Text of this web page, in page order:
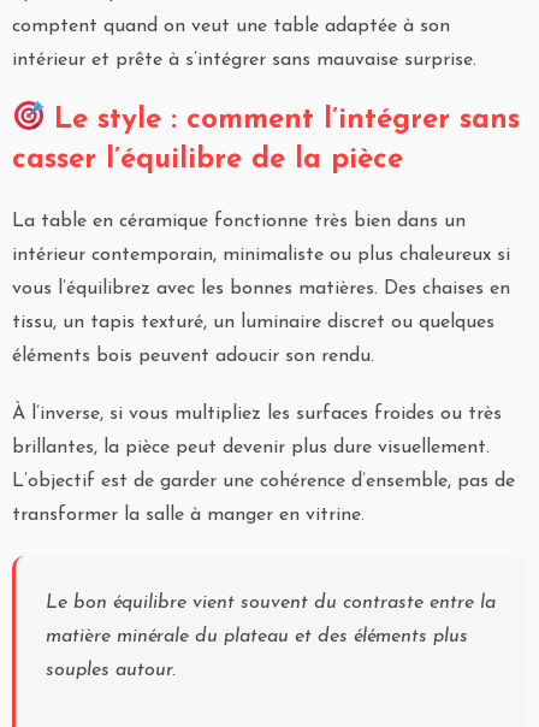
comptent quand on veut une table adaptée à son
intérieur et prête à s’intégrer sans mauvaise surprise.
Le style : comment l’intégrer sans
casser l’équilibre de la pièce
La table en céramique fonctionne très bien dans un
intérieur contemporain, minimaliste ou plus chaleureux si
vous l’équilibrez avec les bonnes matières. Des chaises en
tissu, un tapis texturé, un luminaire discret ou quelques
éléments bois peuvent adoucir son rendu.
À l’inverse, si vous multipliez les surfaces froides ou très
brillantes, la pièce peut devenir plus dure visuellement.
L’objectif est de garder une cohérence d’ensemble, pas de
transformer la salle à manger en vitrine.
Le bon équilibre vient souvent du contraste entre la
matière minérale du plateau et des éléments plus
souples autour.